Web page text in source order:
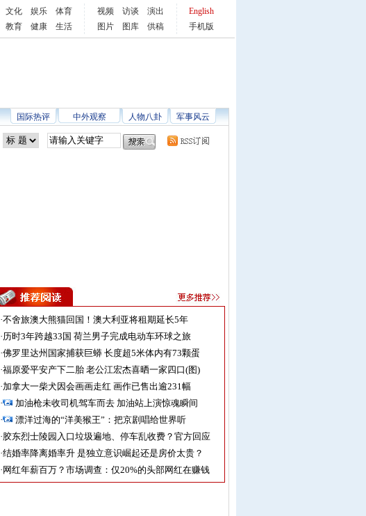
文化 娱乐
体育
教育
健康 生活
视频 访谈
演出
图片
图库 供稿
English
手机版
军事风云
人物八卦
中外观察
国际热评
·不舍旅澳大熊猫回国！澳大利亚将租期延长5年
·历时3年跨越33国 荷兰男子完成电动车环球之旅
·佛罗里达州国家捕获巨蟒 长度超5米体内有73颗蛋
·福原爱平安产下二胎 老公江宏杰喜晒一家四口(图)
·加拿大一柴犬因会画画走红 画作已售出逾231幅
·
加油枪未收司机驾车而去 加油站上演惊魂瞬间
·
漂洋过海的“洋美猴王”：把京剧唱给世界听
·胶东烈士陵园入口垃圾遍地、停车乱收费？官方回应
·结婚率降离婚率升 是独立意识崛起还是房价太贵？
· 网红年薪百万？市场调查：仅20%的头部网红在赚钱